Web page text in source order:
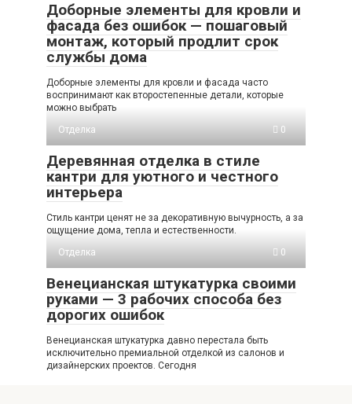
Доборные элементы для кровли и
фасада без ошибок — пошаговый
монтаж, который продлит срок
службы дома
Доборные элементы для кровли и фасада часто
воспринимают как второстепенные детали, которые
можно выбрать
Отделка
0
Деревянная отделка в стиле
кантри для уютного и честного
интерьера
Стиль кантри ценят не за декоративную вычурность, а за
ощущение дома, тепла и естественности.
Отделка
0
Венецианская штукатурка своими
руками — 3 рабочих способа без
дорогих ошибок
Венецианская штукатурка давно перестала быть
исключительно премиальной отделкой из салонов и
дизайнерских проектов. Сегодня